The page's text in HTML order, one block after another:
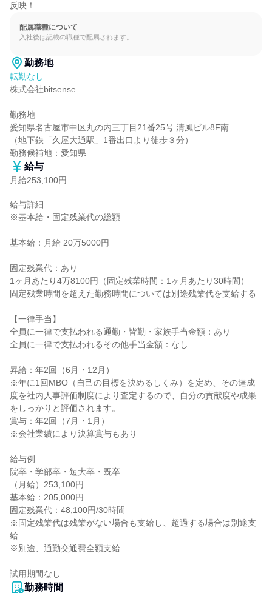
反映！
配属職種について
入社後は記載の職種で配属されます。
勤務地
転勤なし
株式会社bitsense
勤務地
愛知県名古屋市中区丸の内三丁目21番25号 清風ビル8F南
（地下鉄「久屋大通駅」1番出口より徒歩３分）
勤務候補地：愛知県
給与
月給253,100円
給与詳細
※基本給・固定残業代の総額
基本給：月給 20万5000円
固定残業代：あり
1ヶ月あたり4万8100円（固定残業時間：1ヶ月あたり30時間）
固定残業時間を超えた勤務時間については別途残業代を支給する
【一律手当】
全員に一律で支払われる通勤・皆勤・家族手当金額：あり
全員に一律で支払われるその他手当金額：なし
昇給：年2回（6月・12月）
※年に1回MBO（自己の目標を決めるしくみ）を定め、その達成
度を社内人事評価制度により査定するので、自分の貢献度や成果
をしっかりと評価されます。
賞与：年2回（7月・1月）
※会社業績により決算賞与もあり
給与例
院卒・学部卒・短大卒・既卒
（月給）253,100円
基本給：205,000円
固定残業代：48,100円/30時間
※固定残業代は残業がない場合も支給し、超過する場合は別途支
給
※別途、通勤交通費全額支給
試用期間なし
勤務時間